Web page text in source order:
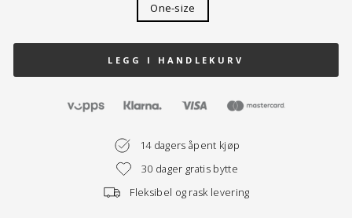
One-size
LEGG I HANDLEKURV
14 dagers åpent kjøp
30 dager gratis bytte
Fleksibel og rask levering